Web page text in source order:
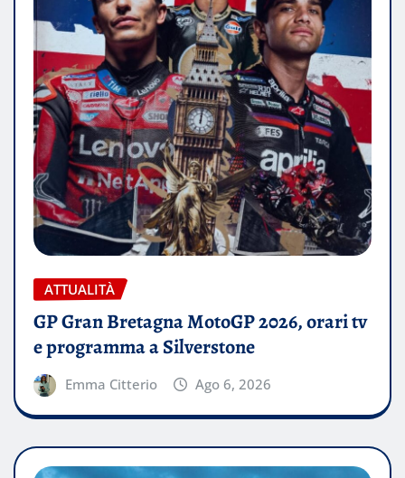
ATTUALITÀ
GP Gran Bretagna MotoGP 2026, orari tv
e programma a Silverstone
Emma Citterio Ago 6, 2026